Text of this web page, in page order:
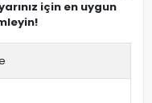
için en uygun